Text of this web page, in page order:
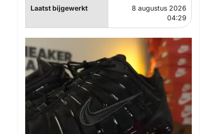
Laatst bijgewerkt
8 augustus 2026
04:29